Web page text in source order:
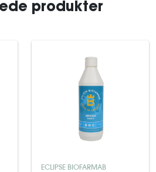
produkter
ECLIPSE BIOFARMAB